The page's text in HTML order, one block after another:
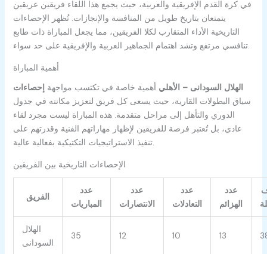
في كرة القدم الإفريقية والعربية، حيث يجمع هذا اللقاء فريقين عريقين
يتمتعان بتاريخ طويل من المنافسة والإنجازات. تُظهر الإحصاءات
التاريخية الأداء المتقارب لكلا الفريقين، مما يجعل المباراة ذات طابع
تنافسي مرتفع وتشد اهتمام الجماهير العربية والإفريقية على حد سواء.
أهمية المباراة
تكتسب مواجهة
إحصاءات ‎الهلال السودانى – الأهلي أهمية خاصة في
سياق البطولات القارية، حيث يسعى كل فريق لتعزيز مكانته في جدول
الدوري والتأهل إلى مراحل متقدمة. هذه المباراة ليست مجرد لقاء
عادي، بل تُعتبر فرصة للفريقين لإظهار مهاراتهم الفنية وقدرتهم على
تنفيذ الاستراتيجيات التكتيكية بفعالية عالية.
الإحصاءات التاريخية بين الفريقين
الفريق
عدد
المباريات
عدد
الانتصارات
عدد
التعادلات
عدد
الهزائم
الهلال
السودانى
35 12 10 13